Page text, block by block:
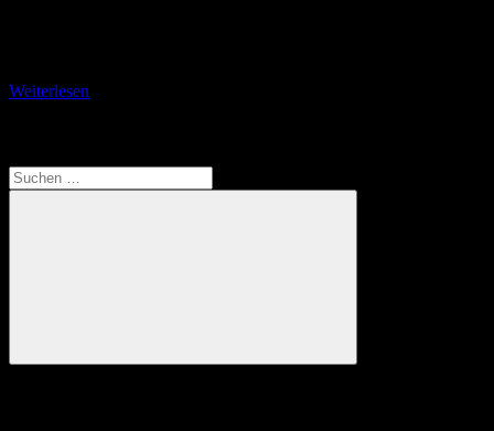
Weiterlesen
Suchen
nach:
Suchen